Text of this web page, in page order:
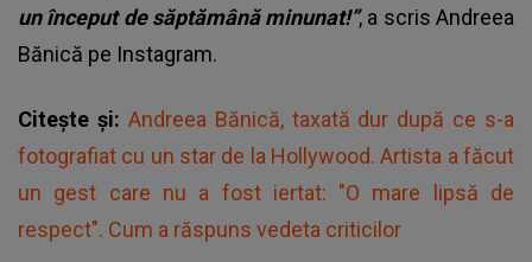
un început de săptămână minunat!”, a scris Andreea
Bănică pe Instagram.
Citește și: Andreea Bănică, taxată dur după ce s-a
fotografiat cu un star de la Hollywood. Artista a făcut
un gest care nu a fost iertat: "O mare lipsă de
respect". Cum a răspuns vedeta criticilor